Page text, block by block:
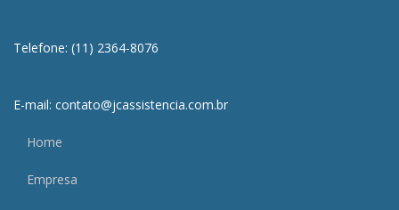
Telefone: (11) 2364-8076
E-mail: contato@jcassistencia.com.br
Home
Empresa